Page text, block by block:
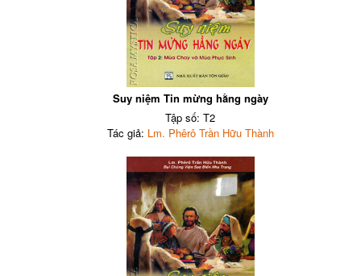
Suy niệm Tin mừng hằng ngày
Tập số: T2
Tác giả: Lm. Phêrô Trần Hữu Thành